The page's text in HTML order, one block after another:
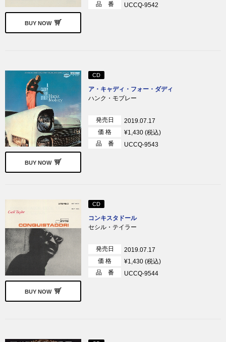
BUY NOW
品 番
UCCQ-9542
BUY NOW
CD
ア・キャディ・フォー・ダディ
ハンク・モブレー
発売日
2019.07.17
価 格
¥1,430 (税込)
品 番
UCCQ-9543
BUY NOW
CD
コンキスタドール
セシル・テイラー
発売日
2019.07.17
価 格
¥1,430 (税込)
品 番
UCCQ-9544